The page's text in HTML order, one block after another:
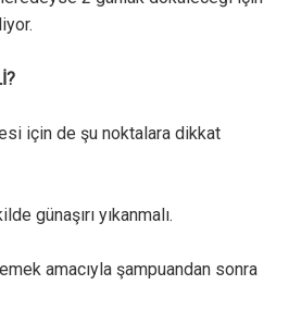
için de şu noktalara dikkat
günaşırı yıkanmalı.
amacıyla şampuandan sonra